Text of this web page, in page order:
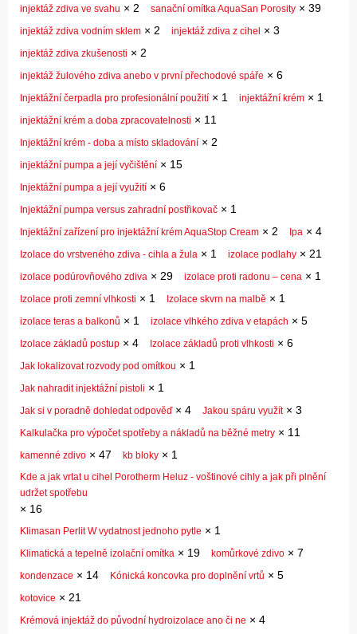
injektáž zdiva ve svahu × 2 sanační omítka AquaSan Porosity × 39
injektáž zdiva vodním sklem × 2 injektáž zdiva z cihel × 3
injektáž zdiva zkušenosti × 2
injektáž žulového zdiva anebo v první přechodové spáře × 6
Injektážní čerpadla pro profesionální použití × 1 injektážní krém × 1
injektážní krém a doba zpracovatelnosti × 11
Injektážní krém - doba a místo skladování × 2
injektážní pumpa a její vyčištění × 15
Injektážní pumpa a její využití × 6
Injektážní pumpa versus zahradní postřikovač × 1
Injektážní zařízení pro injektážní krém AquaStop Cream × 2 Ipa × 4
Izolace do vrstveného zdiva - cihla a žula × 1 izolace podlahy × 21
izolace podúrovňového zdiva × 29 izolace proti radonu – cena × 1
Izolace proti zemní vlhkosti × 1 Izolace skvrn na malbě × 1
izolace teras a balkonů × 1 izolace vlhkého zdiva v etapách × 5
Izolace základů postup × 4 Izolace základů proti vlhkosti × 6
Jak lokalizovat rozvody pod omítkou × 1
Jak nahradit injektážní pistoli × 1
Jak si v poradně dohledat odpověď× 4 Jakou spáru využít× 3
Kalkulačka pro výpočet spotřeby a nákladů na běžné metry × 11
kamenné zdivo × 47 kb bloky × 1
Kde a jak vrtat u cihel Porotherm Heluz - voštinové cihly a jak při plnění
udržet spotřebu
× 16
Klimasan Perlit W vydatnost jednoho pytle × 1
Klimatická a tepelně izolační omítka × 19 komůrkové zdivo × 7
kondenzace × 14 Kónická koncovka pro doplnění vrtů × 5
kotovice × 21
Krémová injektáž do původní hydroizolace ano či ne × 4